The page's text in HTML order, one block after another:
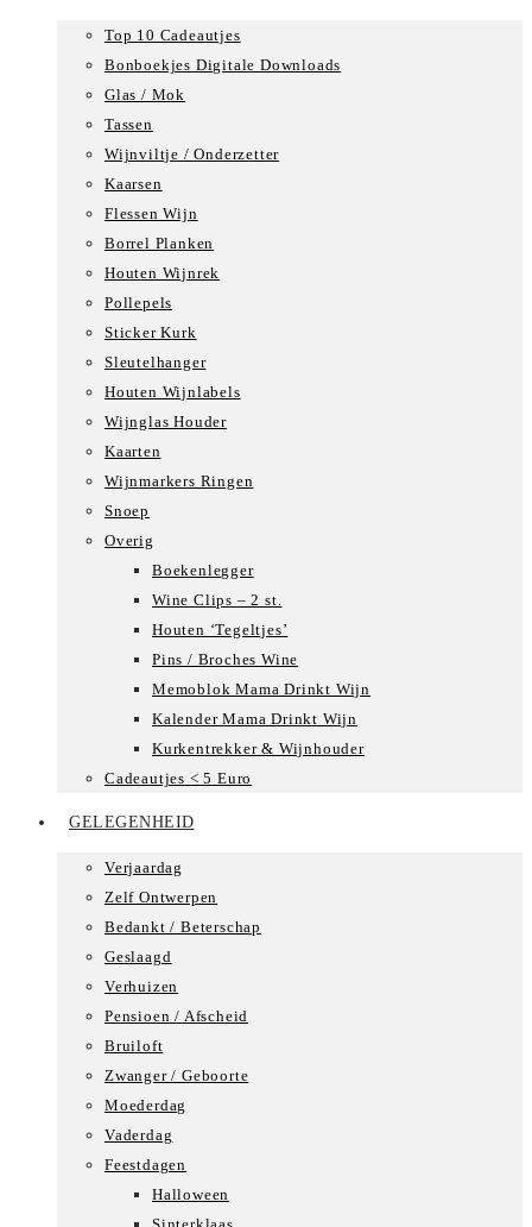
Top 10 Cadeautjes
Bonboekjes Digitale Downloads
Glas / Mok
Tassen
Wijnviltje / Onderzetter
Kaarsen
Flessen Wijn
Borrel Planken
Houten Wijnrek
Pollepels
Sticker Kurk
Sleutelhanger
Houten Wijnlabels
Wijnglas Houder
Kaarten
Wijnmarkers Ringen
Snoep
Overig
Boekenlegger
Wine Clips – 2 st.
Houten ‘Tegeltjes’
Pins / Broches Wine
Memoblok Mama Drinkt Wijn
Kalender Mama Drinkt Wijn
Kurkentrekker & Wijnhouder
Cadeautjes < 5 Euro
GELEGENHEID
Verjaardag
Zelf Ontwerpen
Bedankt / Beterschap
Geslaagd
Verhuizen
Pensioen / Afscheid
Bruiloft
Zwanger / Geboorte
Moederdag
Vaderdag
Feestdagen
Halloween